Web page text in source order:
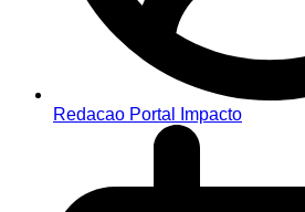
Redacao Portal Impacto